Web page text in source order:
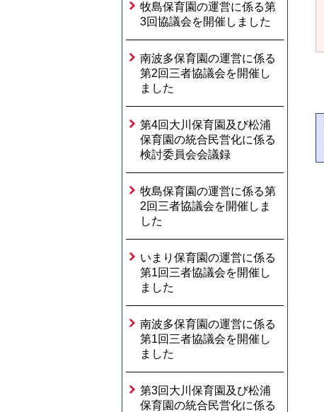
牧島保育園の運営に係る第
3回協議会を開催しました
南波多保育園の運営に係る
第2回三者協議会を開催し
ました
第4回大川保育園及び松浦
保育園の統合民営化に係る
検討委員会会議録
牧島保育園の運営に係る第
2回三者協議会を開催しま
した
いまり保育園の運営に係る
第1回三者協議会を開催し
ました
南波多保育園の運営に係る
第1回三者協議会を開催し
ました
第3回大川保育園及び松浦
保育園の統合民営化に係る